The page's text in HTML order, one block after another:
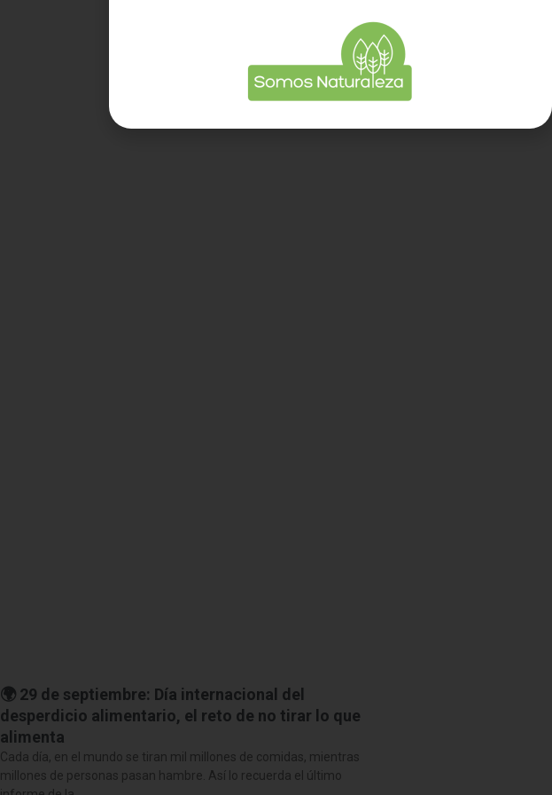
🌍 29 de septiembre: Día internacional del
desperdicio alimentario, el reto de no tirar lo que
alimenta
Cada día, en el mundo se tiran mil millones de comidas, mientras
millones de personas pasan hambre. Así lo recuerda el último